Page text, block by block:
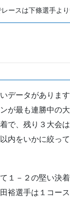
ースは下條選手よ
データがあります
が最も連勝中の大
で、 残り３大会
内をいかに絞って
１－２の堅い決
裕選手は１コース